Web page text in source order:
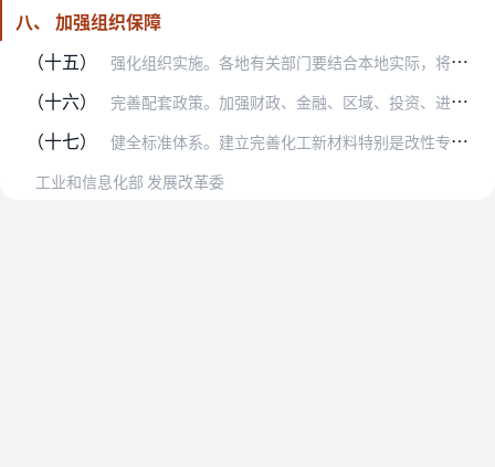
八、 加强组织保障
（十五）
强化组织实施。各地有关部门要结合本地实际，将重点任务统筹纳入部门重点工作，强化事中事后监管，协调推进任务落实。有关企业要结合自身实际，按照主要目标和重点任务，务…
（十六） 完善配套政策。加强财政、金融、区域、投资、进出口、能源、生态环境、价格等政策与产业政策的协同。发挥国家产融合作平台作用，推进银企对接和产融合作。强化知识产权保护…
（十七）
健全标准体系。建立完善化工新材料特别是改性专用料、精细化学品尤其是专用化学品等标准体系，生物基材料、生物可降解塑料、再生塑料材料评价标识管理体系，绿色用能监测与…
工业和信息化部 发展改革委